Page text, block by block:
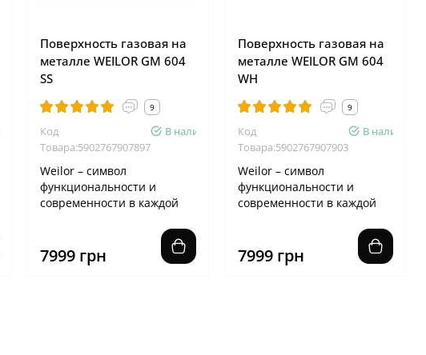
Поверхность газовая на
металле WEILOR GM 604
SS
9
Код
Товара:5902767907897
В наличии
Weilor – символ
функциональности и
современности в каждой
решеток варочной по..
7999 грн
Поверхность газовая на
металле WEILOR GM 604
WH
9
Код
Товара:5902767907903
В наличии
Weilor – символ
функциональности и
современности в каждой
решеток варочной по..
7999 грн